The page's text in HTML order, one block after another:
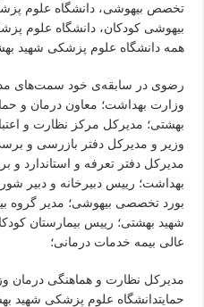
همه دانشگاه علوم پزشکی شهید
رضوی در سابقه‌ی خود سمت‌های
وزارت بهداشت؛ معاون درمان و
بهشتی؛ مدیرکل مرکز نظارت و
وزیر و مدیرکل دفتر بازرسی و
مدیرکل دفتر تعرفه و استاندارد
بهداشت؛ رییس دبیرخانه و دبیر
بورد تخصصی بیهوشی؛ مدیر گروه
شهید بهشتی؛ رییس بیمارستان
عالی بیمه خدمات درمانی؛
مدیرکل نظارت و هماهنگی درمان
حمایتدانشگاه علوم پزشکی شهید